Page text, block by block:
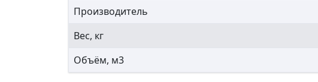
Производитель
Вес, кг
Объём, м3